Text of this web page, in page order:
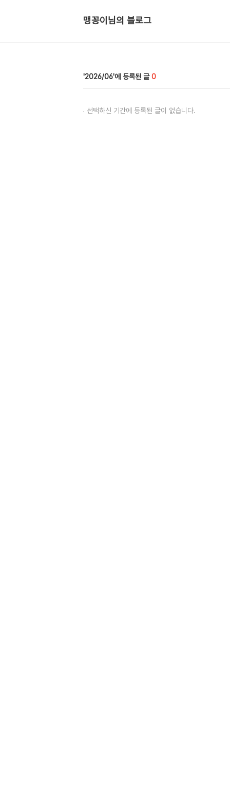
맹꽁이님의 블로그
2026/06 0
선택하신 기간에 등록된 글이 없습니다.